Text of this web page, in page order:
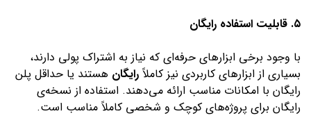
۵. قابلیت استفاده رایگان
با وجود برخی ابزارهای حرفه‌ای که نیاز به اشتراک پولی دارند،
بسیاری از ابزارهای کاربردی نیز کاملاً رایگان هستند یا حداقل پلن
رایگان با امکانات مناسب ارائه می‌دهند. استفاده از نسخه‌ی
رایگان برای پروژه‌های کوچک و شخصی کاملاً مناسب است.